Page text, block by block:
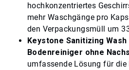
hochkonzentriertes
mehr Waschgänge pro
den Verpackungsmüll um
Keystone Sanitizing Wash
Bodenreiniger ohne
umfassende Lösung für die